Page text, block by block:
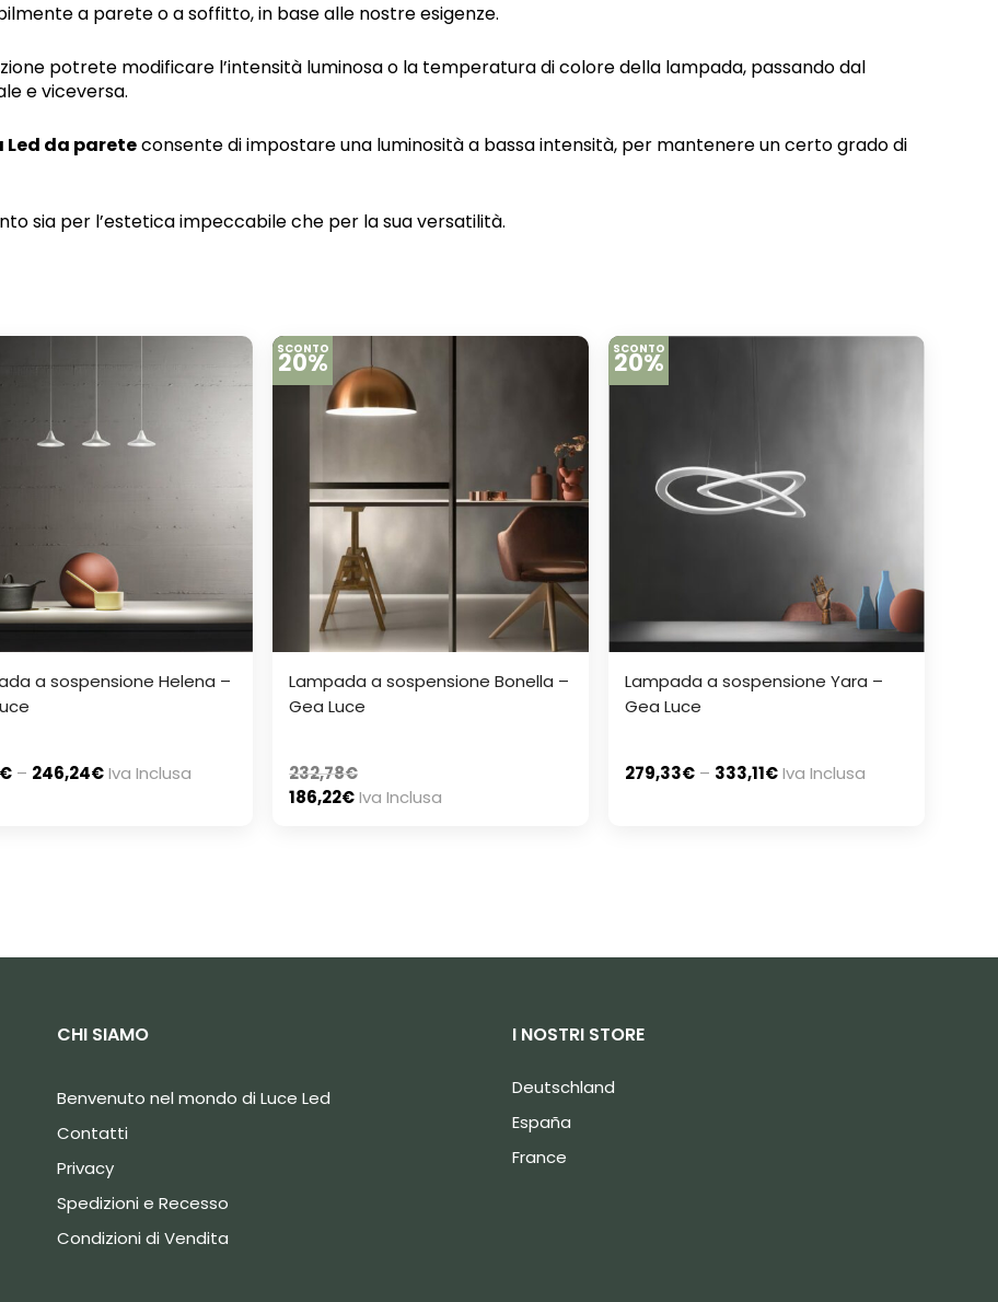
a parete o a soffitto, in base alle nostre esigenze.
potrete modificare l’intensità luminosa o la temperatura di colore della lampada, passando dal
e viceversa.
da pareteconsente di impostare una luminosità a bassa intensità, per mantenere un certo grado di
sia per l’estetica impeccabile che per la sua versatilità.
a sospensione Helena –
€ – 246,24€Iva Inclusa
SCONTO
20%
Lampada a sospensione Bonella –
Gea Luce
232,78€
186,22€Iva Inclusa
SCONTO
20%
Lampada a sospensione Yara –
Gea Luce
279,33€ – 333,11€Iva Inclusa
CHI SIAMO
Benvenuto nel mondo di Luce Led
Contatti
Privacy
Spedizioni e Recesso
Condizioni di Vendita
I NOSTRI STORE
Deutschland
España
France